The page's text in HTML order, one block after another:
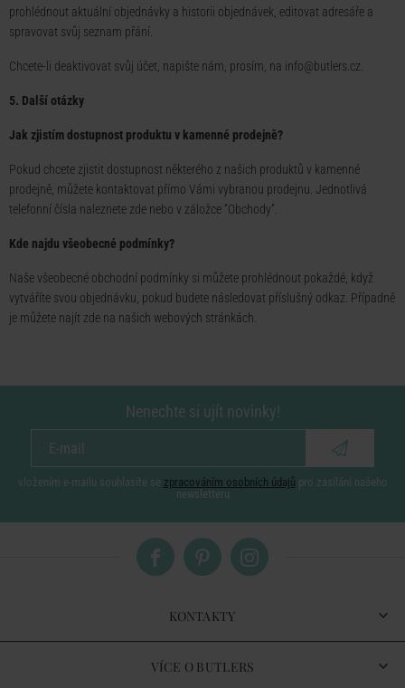
prohlédnout aktuální objednávky a historii objednávek, editovat adresáře a
spravovat svůj seznam přání.
Chcete-li deaktivovat svůj účet, napište nám, prosím, na info@butlers.cz.
5. Další otázky
Jak zjistím dostupnost produktu v kamenné prodejně?
Pokud chcete zjistit dostupnost některého z našich produktů v kamenné
prodejně, můžete kontaktovat přímo Vámi vybranou prodejnu. Jednotlivá
telefonní čísla naleznete zde nebo v záložce “Obchody”.
Kde najdu všeobecné podmínky?
Naše všeobecné obchodní podmínky si můžete prohlédnout pokaždé, když
vytváříte svou objednávku, pokud budete následovat příslušný odkaz. Případně
je můžete najít zde na našich webových stránkách.
Nenechte si ujít novinky!
vložením e-mailu souhlasíte se zpracováním osobních údajů pro zasílání našeho
newsletteru
KONTAKTY
VÍCE O BUTLERS